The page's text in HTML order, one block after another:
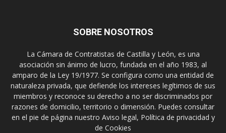
SOBRE NOSOTROS
La Cámara de Contratistas de Castilla y León, es una
asociación sin ánimo de lucro, fundada en el año 1983, al
amparo de la Ley 19/1977. Se configura como una entidad de
naturaleza privada, que defiende los intereses legítimos de sus
miembros y reconoce su derecho a no ser discriminados por
razones de domicilio, territorio o dimensión. Puedes consultar
en el pie de página nuestro Aviso legal, Política de privacidad y
de Cookies